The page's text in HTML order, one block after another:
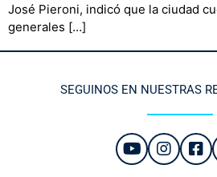
José Pieroni, indicó que la ciudad
generales […]
SEGUINOS EN NUESTRAS